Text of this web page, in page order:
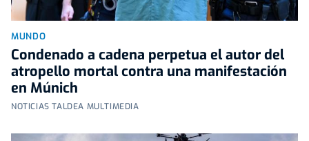
MUNDO
Condenado a cadena perpetua el autor del
atropello mortal contra una manifestación
en Múnich
NOTICIAS TALDEA MULTIMEDIA